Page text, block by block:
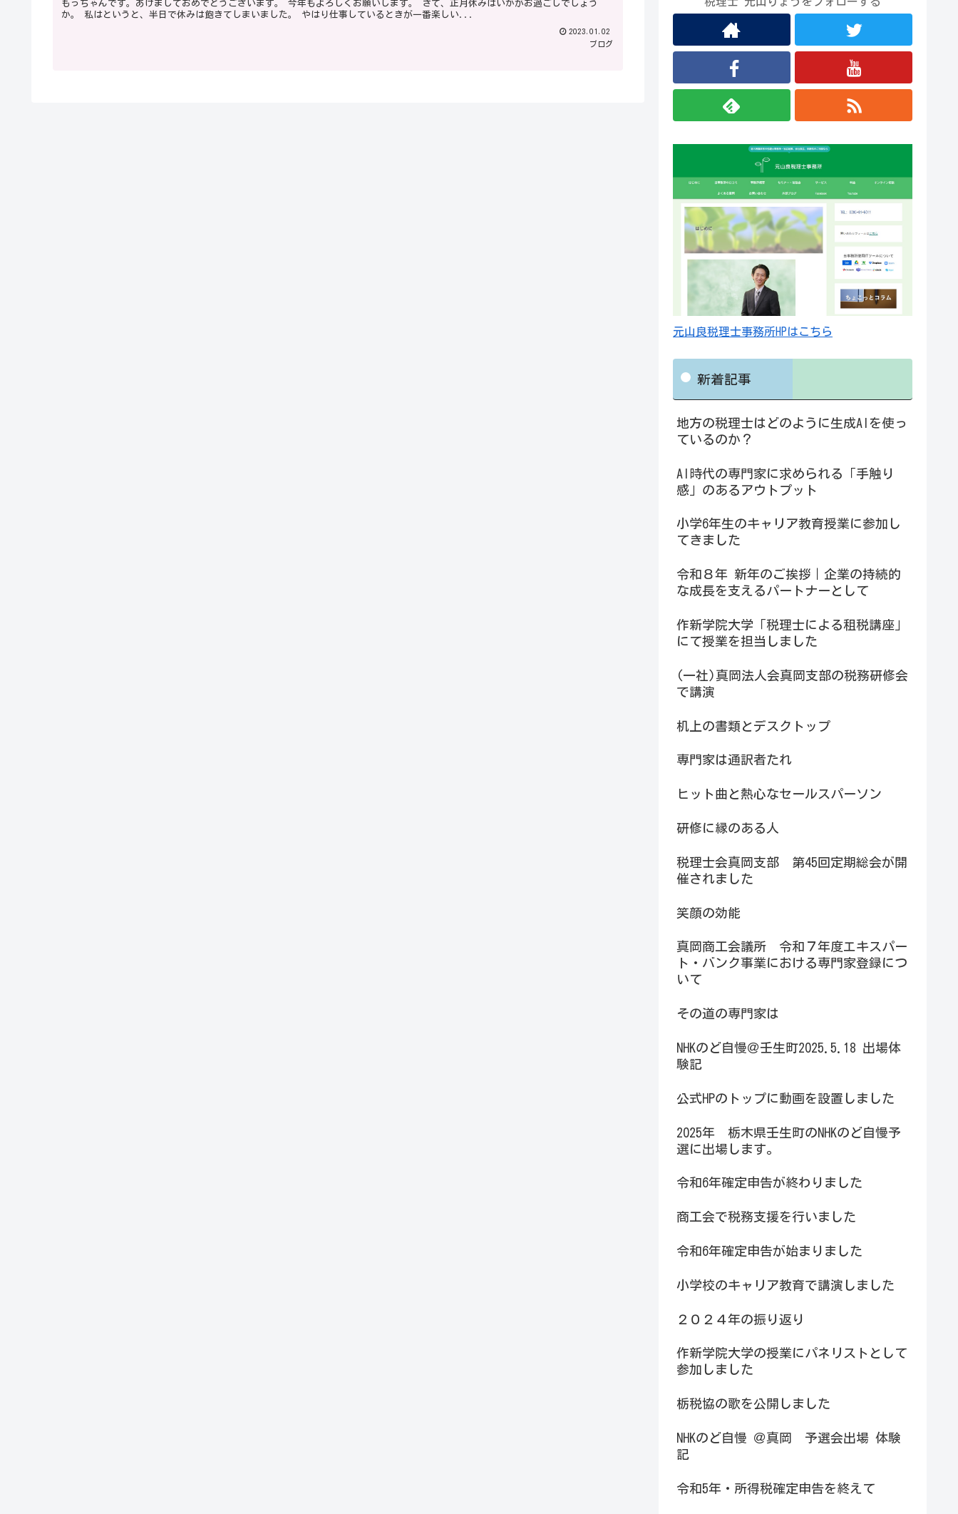
もっちゃんです。あけましておめでとうございます。 今年もよろしくお願いします。 さて、正月休みはいかがお過ごしでしょう
か。 私はというと、半日で休みは飽きてしまいました。 やはり仕事しているときが一番楽しい...
2023.01.02
ブログ
元山良税理士事務所HPはこちら
新着記事
地方の税理士はどのように生成AIを使っ
ているのか？
AI時代の専門家に求められる「手触り
感」のあるアウトプット
小学6年生のキャリア教育授業に参加し
てきました
令和８年 新年のご挨拶｜企業の持続的
な成長を支えるパートナーとして
作新学院大学「税理士による租税講座」
にて授業を担当しました
(一社)真岡法人会真岡支部の税務研修会
で講演
机上の書類とデスクトップ
専門家は通訳者たれ
ヒット曲と熱心なセールスパーソン
研修に縁のある人
税理士会真岡支部 第45回定期総会が開
催されました
笑顔の効能
真岡商工会議所 令和７年度エキスパー
ト・バンク事業における専門家登録につ
いて
その道の専門家は
NHKのど自慢＠壬生町2025.5.18 出場体
験記
公式HPのトップに動画を設置しました
2025年 栃木県壬生町のNHKのど自慢予
選に出場します。
令和6年確定申告が終わりました
商工会で税務支援を行いました
令和6年確定申告が始まりました
小学校のキャリア教育で講演しました
２０２４年の振り返り
作新学院大学の授業にパネリストとして
参加しました
栃税協の歌を公開しました
NHKのど自慢 ＠真岡 予選会出場 体験
記
令和5年・所得税確定申告を終えて